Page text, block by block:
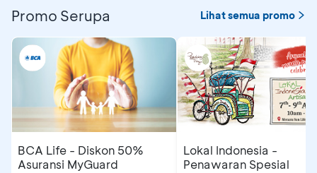
Promo Serupa Lihat semua promo
BCA Life - Diskon 50%
Asuransi MyGuard
Lokal Indonesia -
Penawaran Spesial